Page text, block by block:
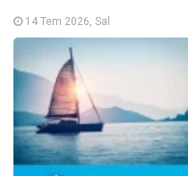
14 Tem 2026, Sal